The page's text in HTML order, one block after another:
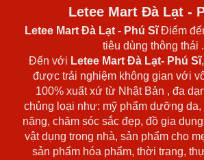
Letee Mart Đà Lạt -
Letee Mart Đà Lạt - Phú SĩĐiểm
tiêu dùng thông thái .
Đến với Letee Mart Đà Lạt- Phú Sĩ
được trải nghiệm không gian với
100% xuất xứ từ Nhật Bản , đa
chủng loại như: mỹ phẩm dưỡng
năng, chăm sóc sắc đẹp, đồ gia
vật dụng trong nhà, sản phẩm cho
sản phẩm hóa phẩm, thời trang,